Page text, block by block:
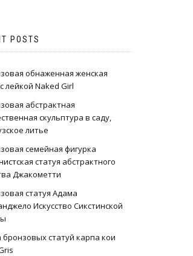
POSTS
обнаженная женская
лейкой Naked Girl
абстрактная
скульптура в саду,
литье
семейная фигурка
статуя абстрактного
Джакометти
статуя Адама
Искусство Сикстинской
статуй карпа кои